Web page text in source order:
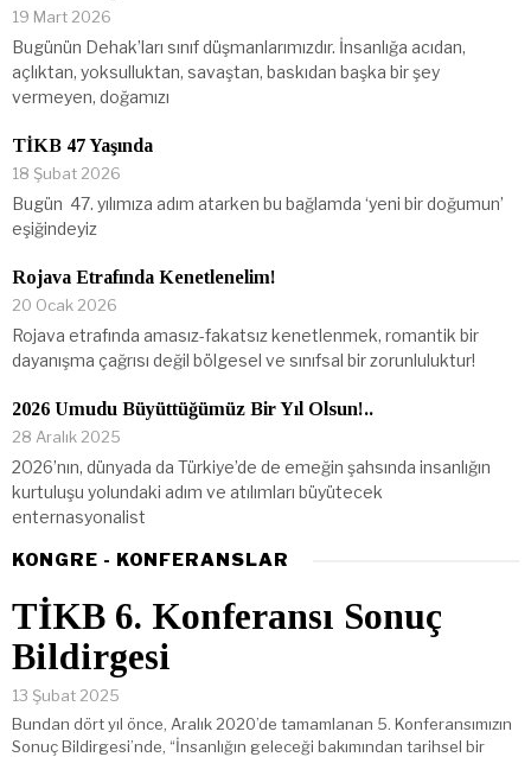
19 Mart 2026
Bugünün Dehak’ları sınıf düşmanlarımızdır. İnsanlığa acıdan,
açlıktan, yoksulluktan, savaştan, baskıdan başka bir şey
vermeyen, doğamızı
TİKB 47 Yaşında
18 Şubat 2026
Bugün 47. yılımıza adım atarken bu bağlamda ‘yeni bir doğumun’
eşiğindeyiz
Rojava Etrafında Kenetlenelim!
20 Ocak 2026
Rojava etrafında amasız-fakatsız kenetlenmek, romantik bir
dayanışma çağrısı değil bölgesel ve sınıfsal bir zorunluluktur!
2026 Umudu Büyüttüğümüz Bir Yıl Olsun!..
28 Aralık 2025
2026’nın, dünyada da Türkiye’de de emeğin şahsında insanlığın
kurtuluşu yolundaki adım ve atılımları büyütecek
enternasyonalist
KONGRE - KONFERANSLAR
TİKB 6. Konferansı Sonuç
Bildirgesi
13 Şubat 2025
Bundan dört yıl önce, Aralık 2020’de tamamlanan 5. Konferansımızın
Sonuç Bildirgesi’nde, “İnsanlığın geleceği bakımından tarihsel bir